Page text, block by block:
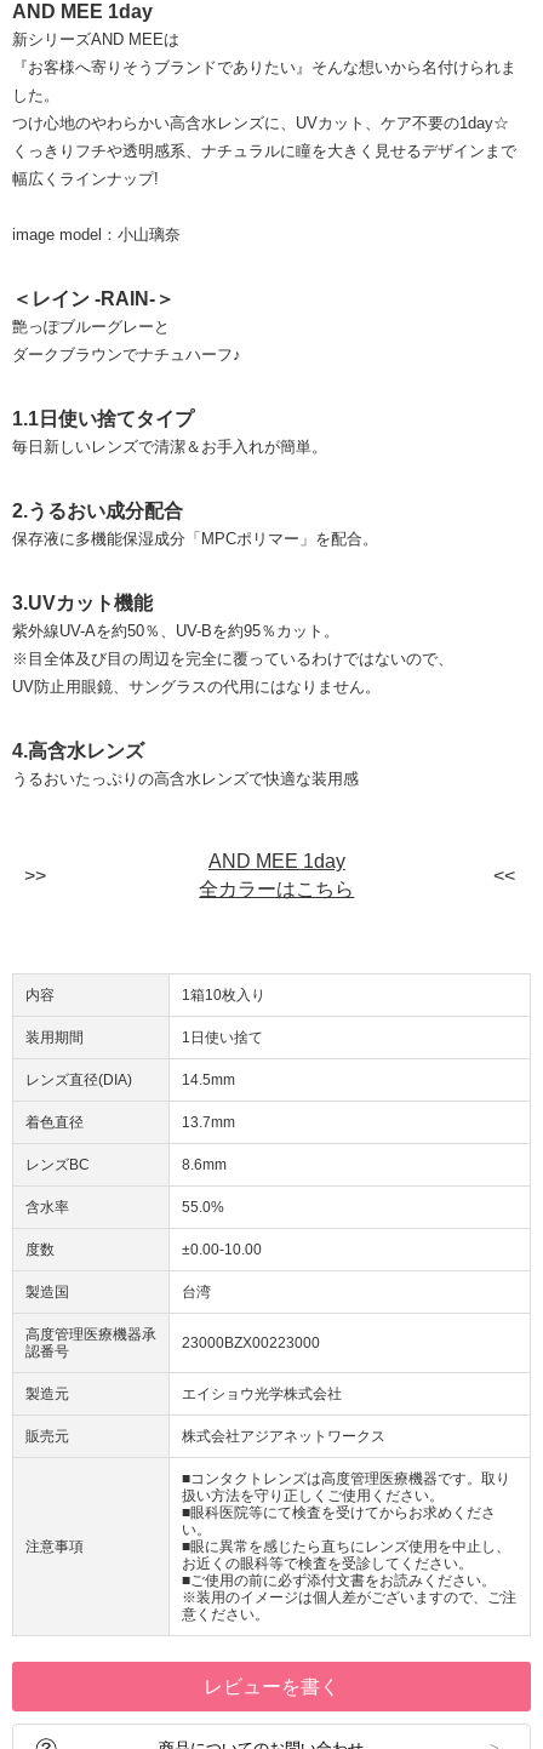
AND MEE 1day
新シリーズAND MEEは
『お客様へ寄りそうブランドでありたい』そんな想いから名付けられま
した。
つけ心地のやわらかい高含水レンズに、UVカット、ケア不要の1day☆
くっきりフチや透明感系、ナチュラルに瞳を大きく見せるデザインまで
幅広くラインナップ!
image model：小山璃奈
＜レイン -RAIN-＞
艶っぽブルーグレーと
ダークブラウンでナチュハーフ♪
1.1日使い捨てタイプ
毎日新しいレンズで清潔＆お手入れが簡単。
2.うるおい成分配合
保存液に多機能保湿成分「MPCポリマー」を配合。
3.UVカット機能
紫外線UV-Aを約50％、UV-Bを約95％カット。
※目全体及び目の周辺を完全に覆っているわけではないので、
UV防止用眼鏡、サングラスの代用にはなりません。
4.高含水レンズ
うるおいたっぷりの高含水レンズで快適な装用感
AND MEE 1day
全カラーはこちら
内容 1箱10枚入り
装用期間 1日使い捨て
レンズ直径(DIA) 14.5mm
着色直径 13.7mm
レンズBC 8.6mm
含水率 55.0%
度数 ±0.00-10.00
製造国 台湾
高度管理医療機器承
認番号
23000BZX00223000
製造元 エイショウ光学株式会社
販売元 株式会社アジアネットワークス
注意事項
■コンタクトレンズは高度管理医療機器です。取り
扱い方法を守り正しくご使用ください。
■眼科医院等にて検査を受けてからお求めくださ
い。
■眼に異常を感じたら直ちにレンズ使用を中止し、
お近くの眼科等で検査を受診してください。
■ご使用の前に必ず添付文書をお読みください。
※装用のイメージは個人差がございますので、ご注
意ください。
レビューを書く